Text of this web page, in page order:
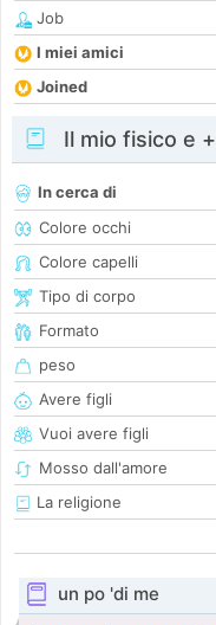
Job
I miei amici
Joined
Il mio fisico e +
In cerca di
Colore occhi
Colore capelli
Tipo di corpo
Formato
peso
Avere figli
Vuoi avere figli
Mosso dall'amore
La religione
un po 'di me